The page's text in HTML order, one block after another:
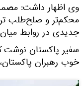
وی اظهار داشت:
محکم‌تر و صلح‌طلب
جدیدی در روابط
سفیر پاکستان نوشت
خوب رهبران